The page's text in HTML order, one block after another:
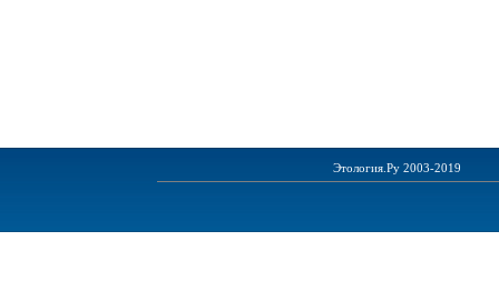
Этология.Ру 2003-2019